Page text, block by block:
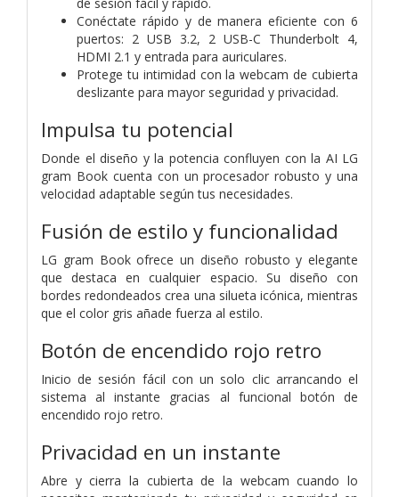
Conéctate rápido y de manera eficiente con 6
puertos: 2 USB 3.2, 2 USB-C Thunderbolt 4,
HDMI 2.1 y entrada para auriculares.
Protege tu intimidad con la webcam de cubierta
deslizante para mayor seguridad y privacidad.
Impulsa tu potencial
Donde el diseño y la potencia confluyen con la AI LG
gram Book cuenta con un procesador robusto y una
velocidad adaptable según tus necesidades.
Fusión de estilo y funcionalidad
LG gram Book ofrece un diseño robusto y elegante
que destaca en cualquier espacio. Su diseño con
bordes redondeados crea una silueta icónica, mientras
que el color gris añade fuerza al estilo.
Botón de encendido rojo retro
Inicio de sesión fácil con un solo clic arrancando el
sistema al instante gracias al funcional botón de
encendido rojo retro.
Privacidad en un instante
Abre y cierra la cubierta de la webcam cuando lo